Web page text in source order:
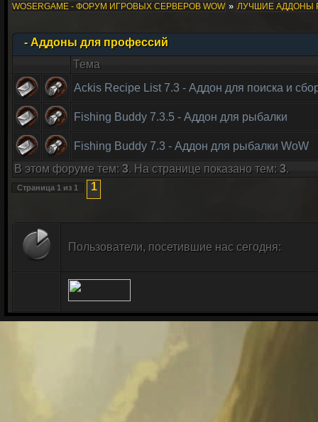
WOSERGAME - ФОРУМ ИГРОВЫХ СЕРВЕРОВ WOW » ЛУЧШИЕ АДДОНЫ
- Аддоны для профессий
Тема
Ackis Recipe List 7.3 - Аддон для поиска и
Fishing Buddy 7.3.5 - Аддон для рыбалки
Fishing Buddy 7.3 - Аддон для рыбалки WoW
В этом форуме тем: 3. На странице показано тем: 3.
Страница 1 из 1 1
Пользователи, посетившие нас сегодня: